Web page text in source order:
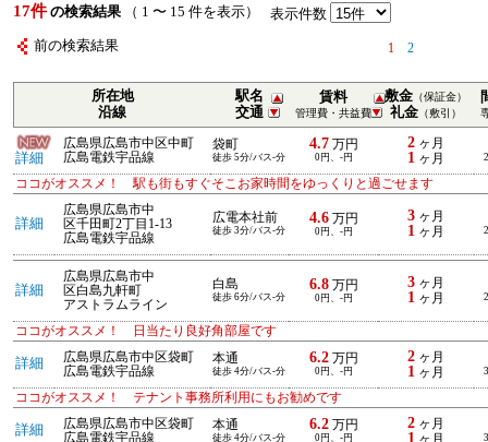
17件 の検索結果 （ 1 〜 15 件を表示） 表示件数
前の検索結果 1 2
所在地
沿線
駅名
交通
賃料
管理費・共益費
敷金 （保証金）
礼金 （敷引）
詳細
広島県広島市中区中町
広島電鉄宇品線
袋町
徒歩 5分/バス-分
4.7万円
0円、-円
2 ヶ月
1 ヶ月
ココがオススメ！ 駅も街もすぐそこお家時間をゆっくりと過ごせます
詳細
広島県広島市中
区千田町2丁目1-13
広島電鉄宇品線
広電本社前
徒歩 3分/バス-分
4.6万円
0円、-円
3 ヶ月
1 ヶ月
詳細
広島県広島市中
区白島九軒町
アストラムライン
白島
徒歩 6分/バス-分
6.8万円
0円、-円
3 ヶ月
1 ヶ月
ココがオススメ！ 日当たり良好角部屋です
詳細
広島県広島市中区袋町
広島電鉄宇品線
本通
徒歩 4分/バス-分
6.2万円
0円、-円
2 ヶ月
1 ヶ月
ココがオススメ！ テナント事務所利用にもお勧めです
詳細
広島県広島市中区袋町
広島電鉄宇品線
本通
徒歩 4分/バス-分
6.2万円
0円、-円
2 ヶ月
1 ヶ月